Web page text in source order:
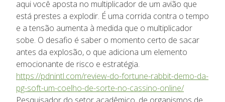
aqui você aposta no multiplicador de um avião que
está prestes a explodir. É uma corrida contra o tempo
e a tensão aumenta à medida que o multiplicador
sobe. O desafio é saber o momento certo de sacar
antes da explosão, o que adiciona um elemento
emocionante de risco e estratégia.
https://pdnintl.com/review-do-fortune-rabbit-demo-da-
pg-soft-um-coelho-de-sorte-no-cassino-online/